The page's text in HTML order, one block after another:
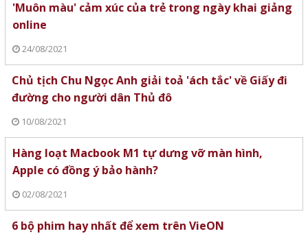
'Muôn màu' cảm xúc của trẻ trong ngày khai giảng
online
24/08/2021
Chủ tịch Chu Ngọc Anh giải toả 'ách tắc' về Giấy đi
đường cho người dân Thủ đô
10/08/2021
Hàng loạt Macbook M1 tự dưng vỡ màn hình,
Apple có đồng ý bảo hành?
02/08/2021
6 bộ phim hay nhất để xem trên VieON